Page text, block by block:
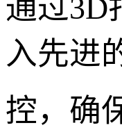
通过3D
入先进
控，确